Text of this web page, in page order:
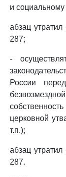
и
абзац
287;
-
России
церковной
т.п.);
абзац
287.